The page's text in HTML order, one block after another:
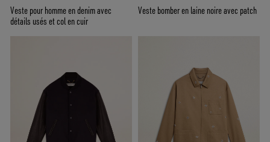
Veste pour homme en denim avec
détails usés et col en cuir
Veste bomber en laine noire avec patch